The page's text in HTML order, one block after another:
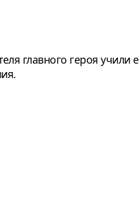
главного героя учили